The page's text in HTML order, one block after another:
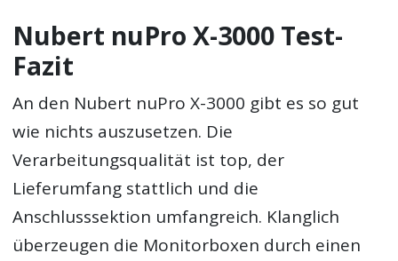
Nubert nuPro X-3000 Test-
Fazit
An den Nubert nuPro X-3000 gibt es so gut
wie nichts auszusetzen. Die
Verarbeitungsqualität ist top, der
Lieferumfang stattlich und die
Anschlusssektion umfangreich. Klanglich
überzeugen die Monitorboxen durch einen